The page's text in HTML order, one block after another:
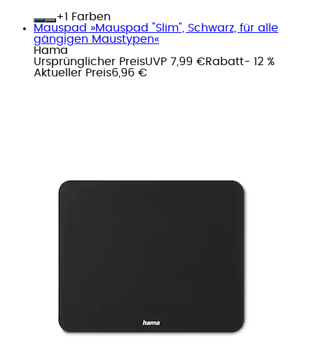
+
Farben
Mauspad »Mauspad "Slim", Schwarz, für alle
gängigen Maustypen«
Hama
Ursprünglicher PreisUVP 7,99 €Rabatt- 12 %
Aktueller Preis6,96 €